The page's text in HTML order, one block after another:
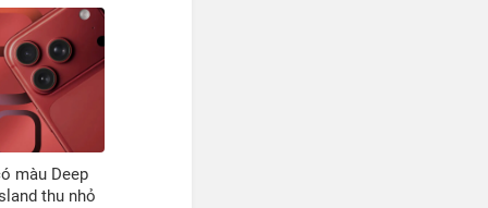
màu Deep
thu nhỏ